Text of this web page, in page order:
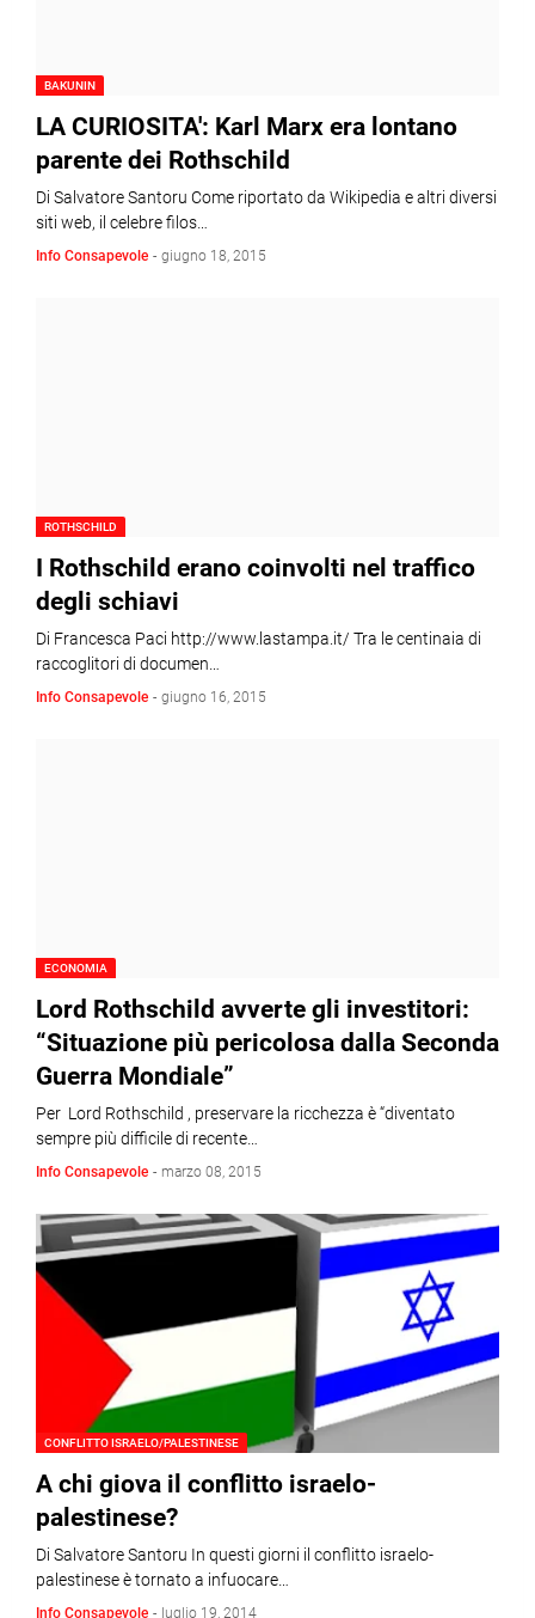
BAKUNIN
LA CURIOSITA': Karl Marx era lontano
parente dei Rothschild
Di Salvatore Santoru Come riportato da Wikipedia e altri diversi
siti web, il celebre filos…
Info Consapevole - giugno 18, 2015
ROTHSCHILD
I Rothschild erano coinvolti nel traffico
degli schiavi
Di Francesca Paci http://www.lastampa.it/ Tra le centinaia di
raccoglitori di documen…
Info Consapevole - giugno 16, 2015
ECONOMIA
Lord Rothschild avverte gli investitori:
“Situazione più pericolosa dalla Seconda
Guerra Mondiale”
Per Lord Rothschild , preservare la ricchezza è “diventato
sempre più difficile di recente…
Info Consapevole - marzo 08, 2015
CONFLITTO ISRAELO/PALESTINESE
A chi giova il conflitto israelo-
palestinese?
Di Salvatore Santoru In questi giorni il conflitto israelo-
palestinese è tornato a infuocare…
Info Consapevole - luglio 19, 2014